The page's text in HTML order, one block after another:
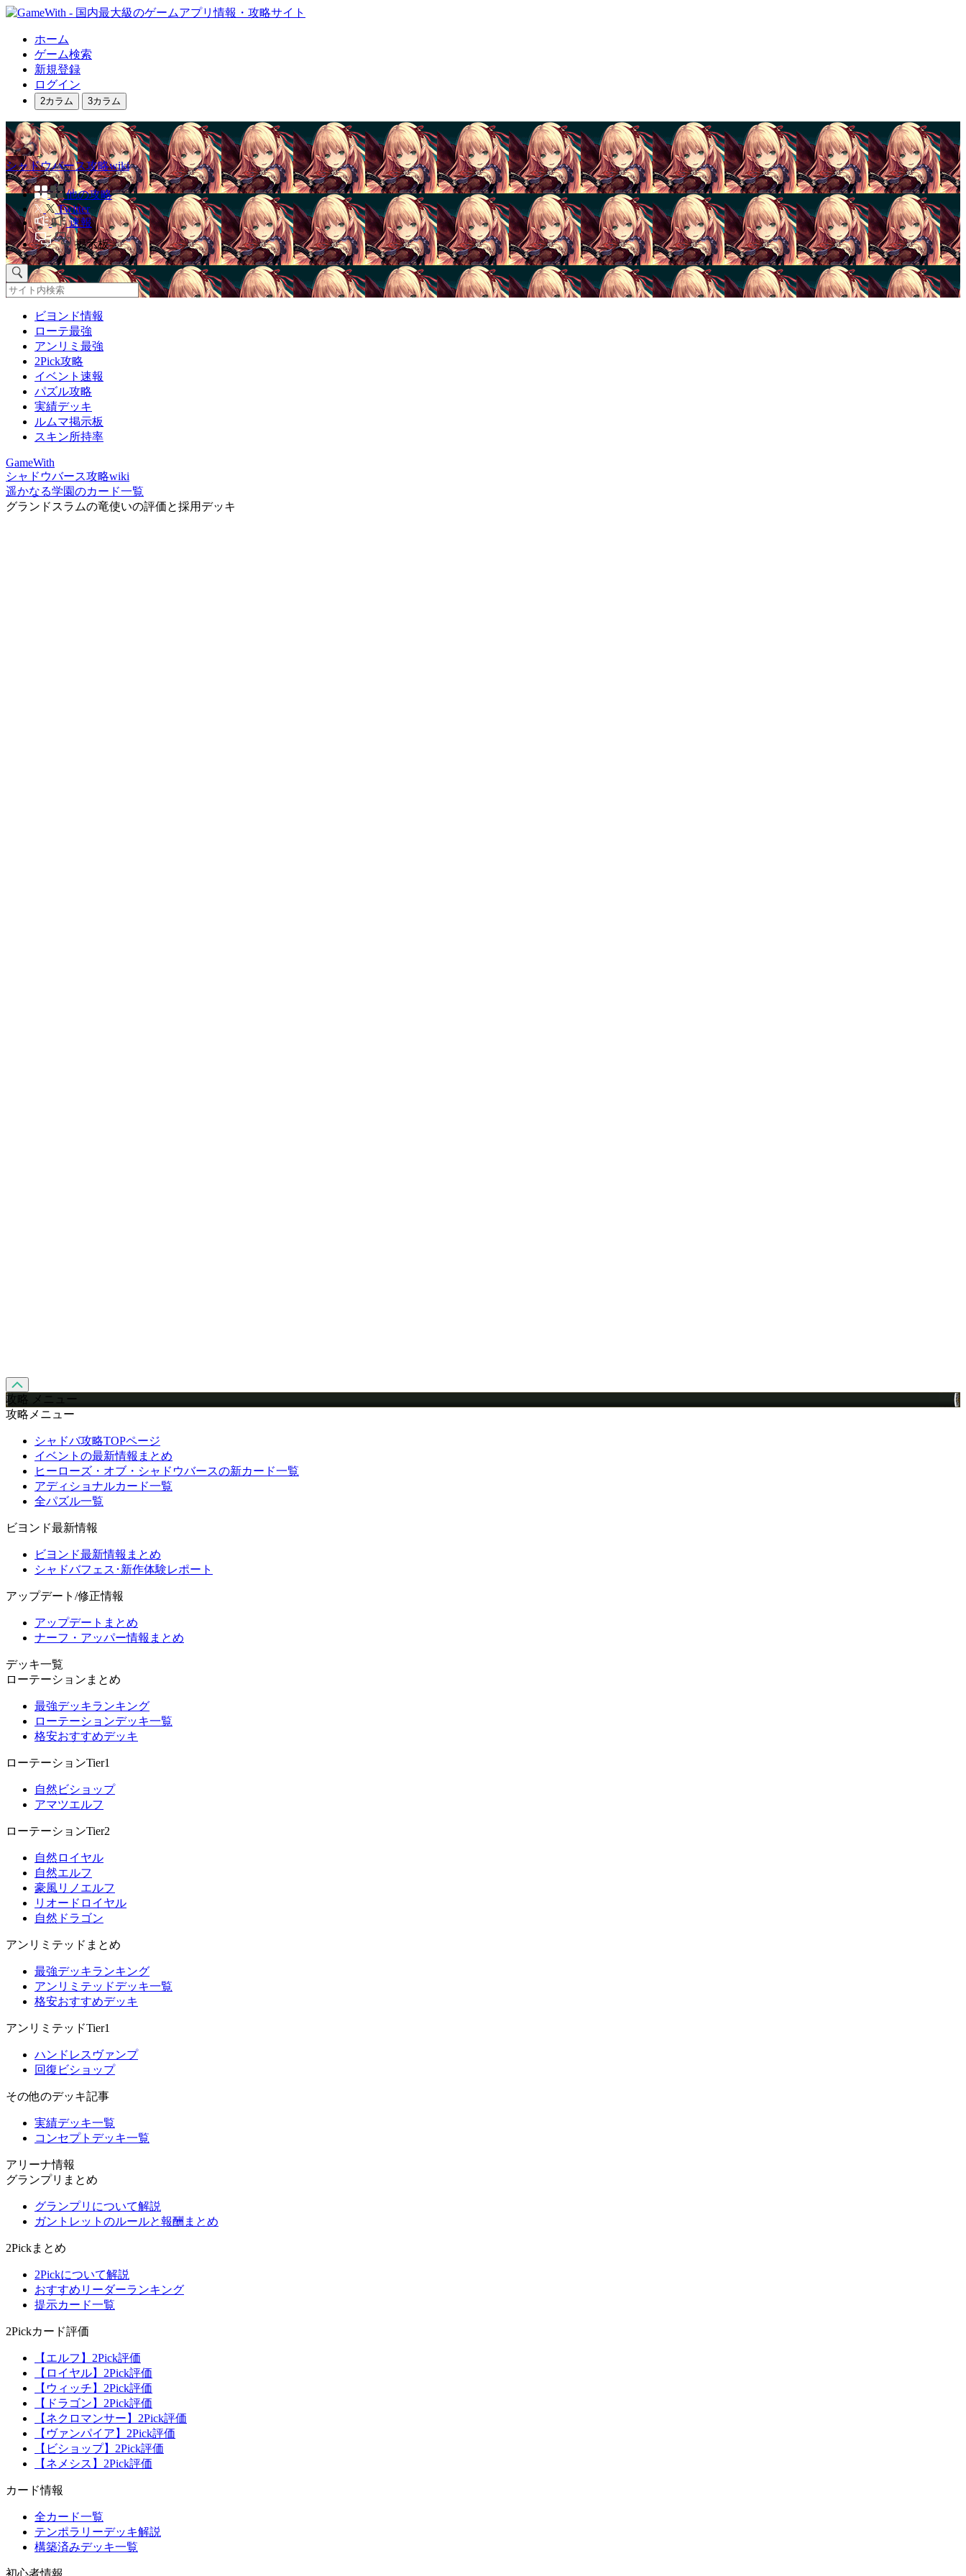
ホーム
ゲーム検索
新規登録
ログイン
2カラム 3カラム
シャドウバース攻略wiki
他の攻略
Twitter
速報
掲示板
ビヨンド情報
ローテ最強
アンリミ最強
2Pick攻略
イベント速報
パズル攻略
実績デッキ
ルムマ掲示板
スキン所持率
GameWith
シャドウバース攻略wiki
遥かなる学園のカード一覧
グランドスラムの竜使いの評価と採用デッキ
攻略 メニュー
攻略メニュー
シャドバ攻略TOPページ
イベントの最新情報まとめ
ヒーローズ・オブ・シャドウバースの新カード一覧
アディショナルカード一覧
全パズル一覧
ビヨンド最新情報
ビヨンド最新情報まとめ
シャドバフェス･新作体験レポート
アップデート/修正情報
アップデートまとめ
ナーフ・アッパー情報まとめ
デッキ一覧
ローテーションまとめ
最強デッキランキング
ローテーションデッキ一覧
格安おすすめデッキ
ローテーションTier1
自然ビショップ
アマツエルフ
ローテーションTier2
自然ロイヤル
自然エルフ
豪風リノエルフ
リオードロイヤル
自然ドラゴン
アンリミテッドまとめ
最強デッキランキング
アンリミテッドデッキ一覧
格安おすすめデッキ
アンリミテッドTier1
ハンドレスヴァンプ
回復ビショップ
その他のデッキ記事
実績デッキ一覧
コンセプトデッキ一覧
アリーナ情報
グランプリまとめ
グランプリについて解説
ガントレットのルールと報酬まとめ
2Pickまとめ
2Pickについて解説
おすすめリーダーランキング
提示カード一覧
2Pickカード評価
【エルフ】2Pick評価
【ロイヤル】2Pick評価
【ウィッチ】2Pick評価
【ドラゴン】2Pick評価
【ネクロマンサー】2Pick評価
【ヴァンパイア】2Pick評価
【ビショップ】2Pick評価
【ネメシス】2Pick評価
カード情報
全カード一覧
テンポラリーデッキ解説
構築済みデッキ一覧
初心者情報